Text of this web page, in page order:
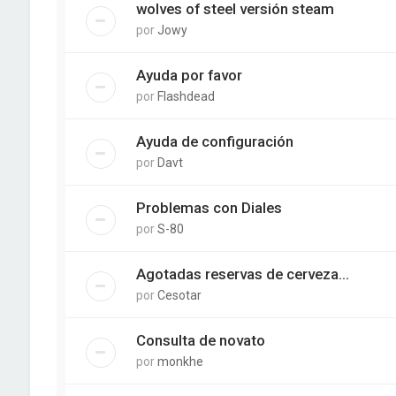
wolves of steel versión steam
por Jowy
Ayuda por favor
por Flashdead
Ayuda de configuración
por Davt
Problemas con Diales
porS-80
Agotadas reservas de cerveza...
porCesotar
Consulta de novato
pormonkhe